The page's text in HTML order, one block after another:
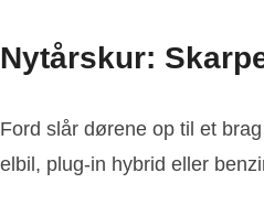
Nytårskur:
Ford slår dørene op til et
elbil, plug-in hybrid eller